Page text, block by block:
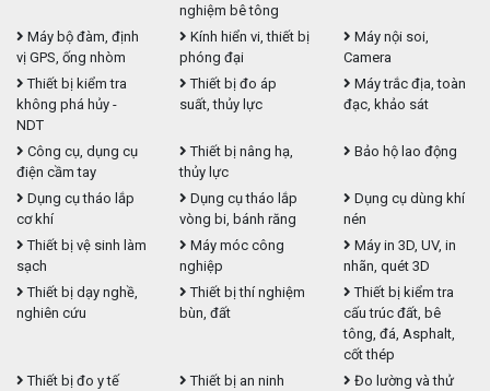
nghiệm bê tông
Máy bộ đàm, định
vị GPS, ống nhòm
Kính hiển vi, thiết bị
phóng đại
Máy nội soi,
Camera
Thiết bị kiểm tra
không phá hủy -
NDT
Thiết bị đo áp
suất, thủy lực
Máy trắc địa, toàn
đạc, khảo sát
Công cụ, dụng cụ
điện cầm tay
Thiết bị nâng hạ,
thủy lực
Bảo hộ lao động
Dụng cụ tháo lắp
cơ khí
Dụng cụ tháo lắp
vòng bi, bánh răng
Dụng cụ dùng khí
nén
Thiết bị vệ sinh làm
sạch
Máy móc công
nghiệp
Máy in 3D, UV, in
nhãn, quét 3D
Thiết bị dạy nghề,
nghiên cứu
Thiết bị thí nghiệm
bùn, đất
Thiết bị kiểm tra
cấu trúc đất, bê
tông, đá, Asphalt,
cốt thép
Thiết bị đo y tế
Thiết bị an ninh
Đo lường và thử